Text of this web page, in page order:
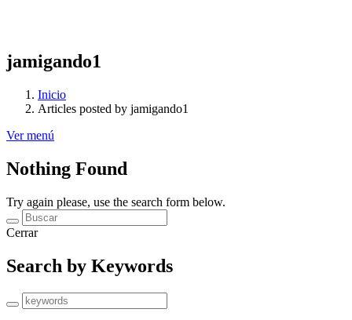
jamigando1
Inicio
Articles posted by jamigando1
Ver menú
Nothing Found
Try again please, use the search form below.
Cerrar
Search by Keywords